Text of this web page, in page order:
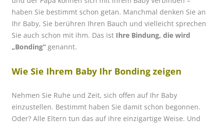
haben Sie bestimmt schon getan. Manchmal denken Sie an
Ihr Baby, Sie berühren Ihren Bauch und vielleicht sprechen
Sie auch schon mit ihm. Das ist Ihre Bindung, die wird
„Bonding“ genannt.
Wie Sie Ihrem Baby Ihr Bonding zeigen
Nehmen Sie Ruhe und Zeit, sich offen auf Ihr Baby
einzustellen. Bestimmt haben Sie damit schon begonnen.
Oder? Alle Eltern tun das auf ihre einzigartige Weise. Und